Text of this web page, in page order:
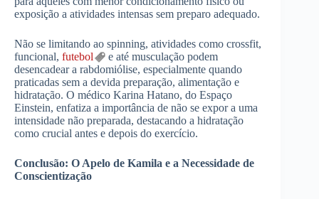
exposição a atividades intensas sem preparo adequado.
Não se limitando ao spinning, atividades como crossfit,
funcional, futebol
e até musculação podem
desencadear a rabdomiólise, especialmente quando
praticadas sem a devida preparação, alimentação e
hidratação. O médico Karina Hatano, do Espaço
Einstein, enfatiza a importância de não se expor a uma
intensidade não preparada, destacando a hidratação
como crucial antes e depois do exercício.
Conclusão: O Apelo de Kamila e a Necessidade de
Conscientização